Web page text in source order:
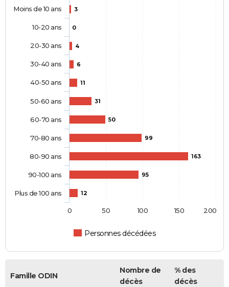
3
0
4
6
11
31
50
99
163
95
12
Personnes décédées
Moins de 10 ans
10-20 ans
20-30 ans
30-40 ans
40-50 ans
50-60 ans
60-70 ans
70-80 ans
80-90 ans
90-100 ans
Plus de 100 ans
0 50 100 150 200
Famille ODIN
Nombre de
décès
% des
décès